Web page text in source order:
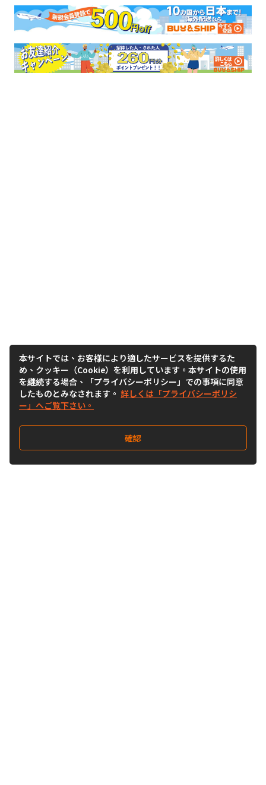
本サイトでは、お客様により適したサービスを提供するた
め、クッキー（Cookie）を利用しています。本サイトの使用
を継続する場合、「プライバシーポリシー」での事項に同意
したものとみなされます。 詳しくは「プライバシーポリシ
ー」へご覧下さい。
確認